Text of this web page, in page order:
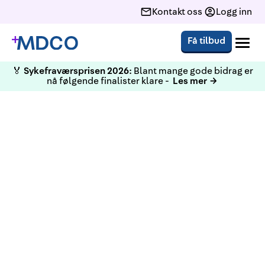
Kontakt oss Logg inn
Få tilbud
🏅 Sykefraværsprisen 2026: Blant mange gode bidrag er
nå følgende finalister klare -
Les mer →